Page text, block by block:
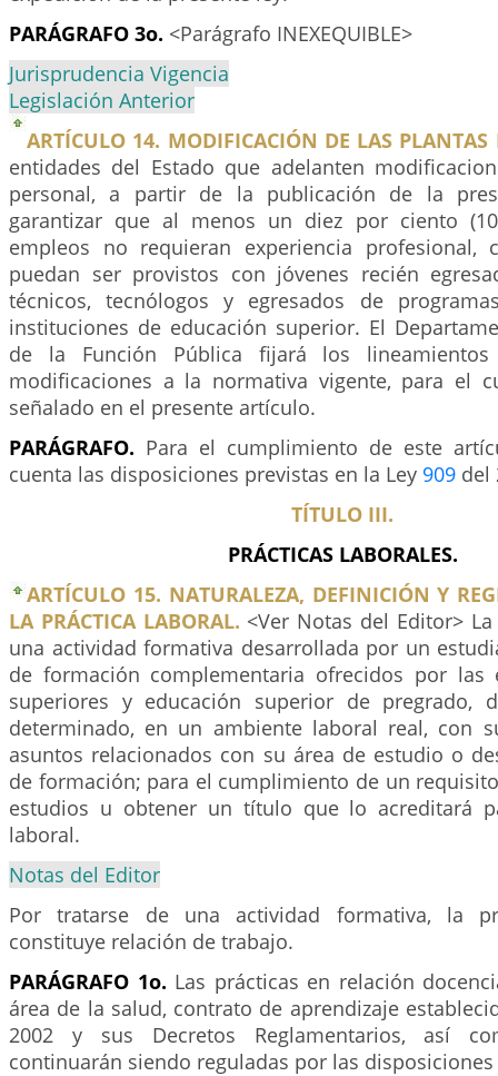
PARÁGRAFO 3o. <Parágrafo INEXEQUIBLE>
Jurisprudencia Vigencia
Legislación Anterior
ARTÍCULO 14. MODIFICACIÓN DE LAS PLANTAS
entidades del Estado que adelanten
personal, a partir de la publicación de la
garantizar que al menos un diez por ciento
empleos no requieran experiencia
puedan ser provistos con jóvenes recién
técnicos, tecnólogos y egresados de
instituciones de educación superior. El
de la Función Pública fijará los
modificaciones a la normativa vigente, para el
señalado en el presente artículo.
PARÁGRAFO. Para el cumplimiento de este
cuenta las disposiciones previstas en la Ley 909 del
TÍTULO III.
PRÁCTICAS LABORALES.
ARTÍCULO 15. NATURALEZA, DEFINICIÓN Y
LA PRÁCTICA LABORAL. <Ver Notas del Editor>
una actividad formativa desarrollada por un
de formación complementaria ofrecidos por las
superiores y educación superior de pregrado,
determinado, en un ambiente laboral real, con
asuntos relacionados con su área de estudio o
de formación; para el cumplimiento de un
estudios u obtener un título que lo acreditará
laboral.
Notas del Editor
Por tratarse de una actividad formativa, la
constituye relación de trabajo.
PARÁGRAFO 1o. Las prácticas en relación
área de la salud, contrato de aprendizaje
2002 y sus Decretos Reglamentarios, así
continuarán siendo reguladas por las